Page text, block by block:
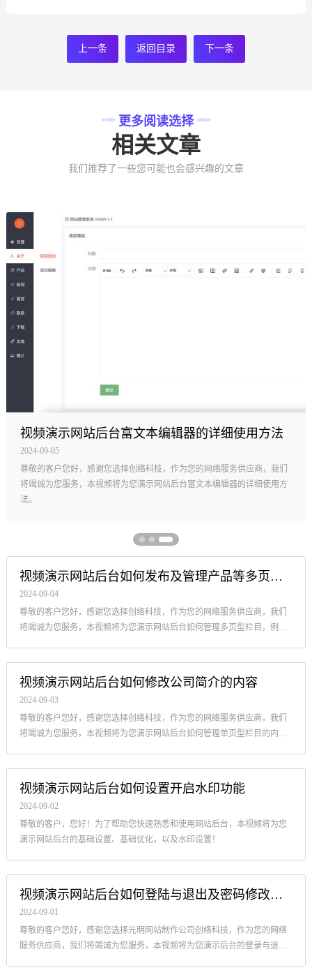
上一条 返回目录 下一条
更多阅读选择
相关文章
我们推荐了一些您可能也会感兴趣的文章
视频演示网站后台富文本编辑器的详细使用方法
2024-09-05
尊敬的客户您好，感谢您选择创络科技，作为您的网络服务供应商，我们
将竭诚为您服务，本视频将为您演示网站后台富文本编辑器的详细使用方
法。
视频演示网站后台如何发布及管理产品等多页型栏目
2024-09-04
尊敬的客户您好，感谢您选择创络科技，作为您的网络服务供应商，我们
将竭诚为您服务，本视频将为您演示网站后台如何管理多页型栏目，例
视频演示网站后台如何修改公司简介的内容
2024-09-03
尊敬的客户您好，感谢您选择创络科技，作为您的网络服务供应商，我们
将竭诚为您服务，本视频将为您演示网站后台如何管理单页型栏目的内
视频演示网站后台如何设置开启水印功能
2024-09-02
尊敬的客户，您好！为了帮助您快速熟悉和使用网站后台，本视频将为您
演示网站后台的基础设置、基础优化，以及水印设置！
视频演示网站后台如何登陆与退出及密码修改教程
2024-09-01
尊敬的客户您好，感谢您选择光明网站制作公司创络科技，作为您的网络
服务供应商，我们将竭诚为您服务，本视频将为您演示后台的登录与退